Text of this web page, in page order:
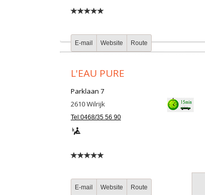
E-mail Website Route
L'EAU PURE
Parklaan 7
2610Wilrijk
Tel:0468/35 56 90
E-mail Website Route